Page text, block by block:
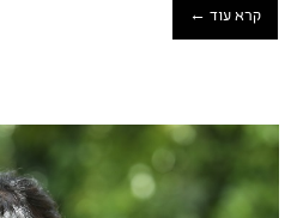
קרא עוד ←